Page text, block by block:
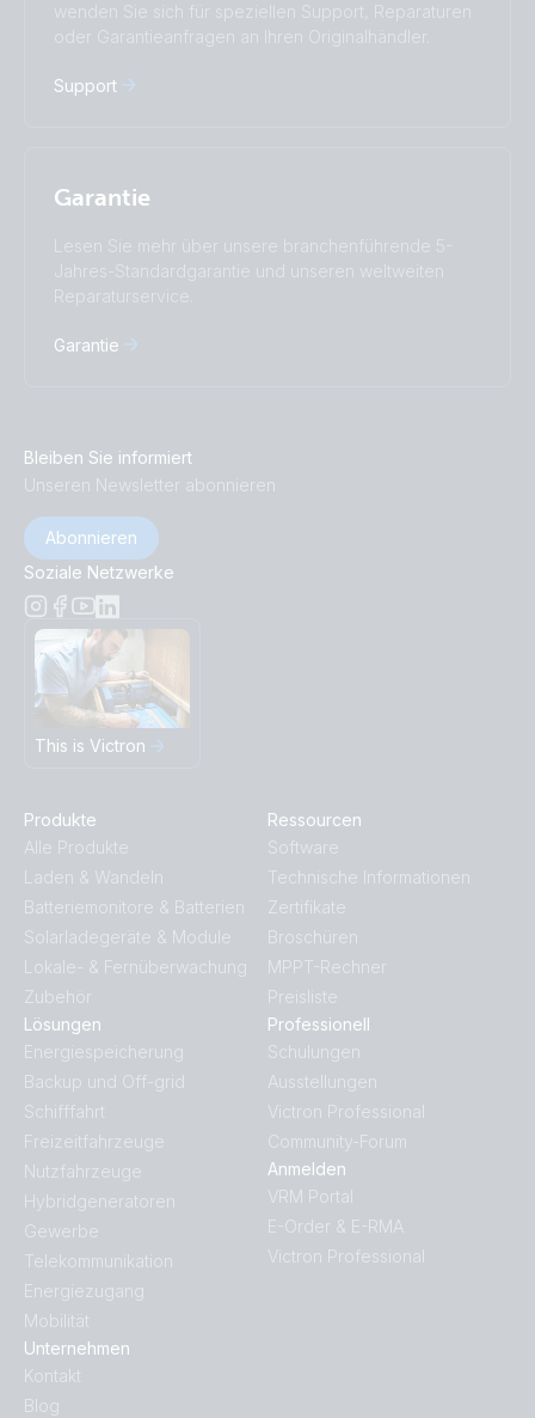
Русский
Українська
中國人
wenden Sie sich für speziellen Support, Reparaturen
oder Garantieanfragen an Ihren Originalhändler.
Support
Garantie
Lesen Sie mehr über unsere branchenführende 5-
Jahres-Standardgarantie und unseren weltweiten
Reparaturservice.
Garantie
Bleiben Sie informiert
Unseren Newsletter abonnieren
Abonnieren
Soziale Netzwerke
This is Victron
Produkte
Alle Produkte
Laden & Wandeln
Batteriemonitore & Batterien
Solarladegeräte & Module
Lokale- & Fernüberwachung
Zubehör
Lösungen
Energiespeicherung
Backup und Off-grid
Schifffahrt
Freizeitfahrzeuge
Nutzfahrzeuge
Hybridgeneratoren
Gewerbe
Telekommunikation
Energiezugang
Mobilität
Unternehmen
Kontakt
Blog
Ressourcen
Software
Technische Informationen
Zertifikate
Broschüren
MPPT-Rechner
Preisliste
Professionell
Schulungen
Ausstellungen
Victron Professional
Community-Forum
Anmelden
VRM Portal
E-Order & E-RMA
Victron Professional